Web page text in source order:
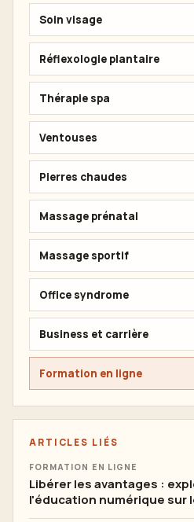
Soin visage
Réflexologie plantaire
Thérapie spa
Ventouses
Pierres chaudes
Massage prénatal
Massage sportif
Office syndrome
Business et carrière
Formation en ligne
ARTICLES LIÉS
FORMATION EN LIGNE
Libérer les avantages :
l'éducation numérique sur